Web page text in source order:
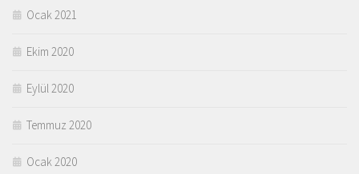
Ocak 2021
Ekim 2020
Eylül 2020
Temmuz 2020
Ocak 2020